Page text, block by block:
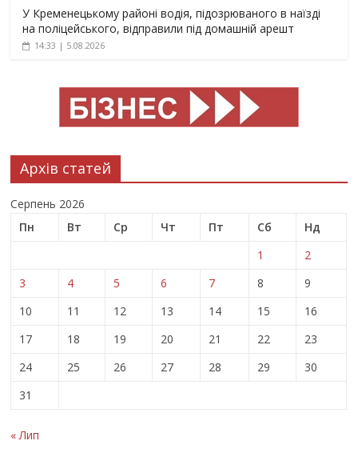
У Кременецькому районі водія, підозрюваного в наїзді
на поліцейського, відправили під домашній арешт
14:33 | 5.08.2026
Архів статей
Серпень 2026
Пн
Вт Ср Чт Пт Сб
Нд
1
2
3
4 5 6 7 8
9
10
11 12 13 14 15
16
17
18 19 20 21 22
23
24
25 26 27 28 29
30
31
« Лип